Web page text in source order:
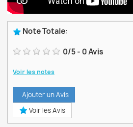
Note Totale:
0/5- 0Avis
Voir les notes
Ajouter un Avis
Voir les Avis